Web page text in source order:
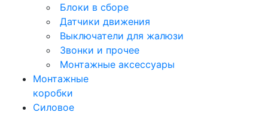
Блоки в сборе
Датчики движения
Выключатели для жалюзи
Звонки и прочее
Монтажные аксессуары
Монтажные
коробки
Силовое